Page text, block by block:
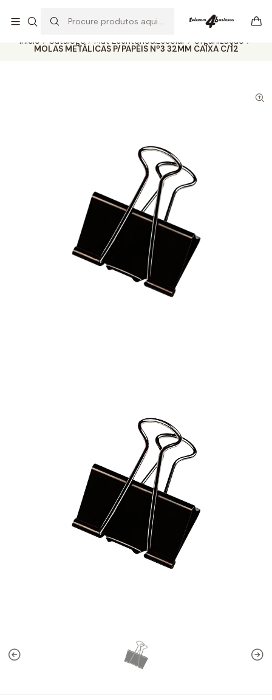
Ler mais
Início Catálogo Mat Escritório&Escolar Organização
MOLAS METÁLICAS P/PAPÉIS Nº3 32MM CAIXA C/12